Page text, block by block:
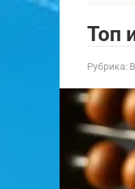
Топ
Рубрика: